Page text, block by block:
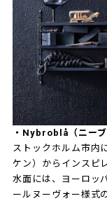
・Nybroblå（ニーブ
ストックホルム市内
ケン）からインスピ
水面には、ヨーロッ
ールヌーヴォー様式